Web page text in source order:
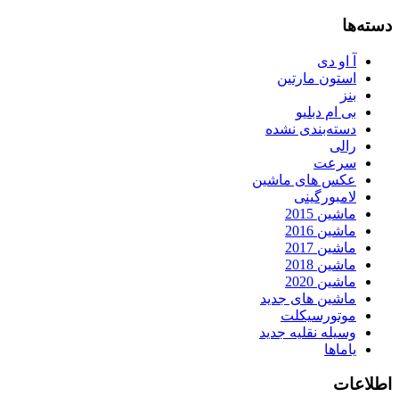
دسته‌ها
آ او دی
استون مارتین
بنز
بی ام دبلیو
دسته‌بندی نشده
رالی
سرعت
عکس های ماشین
لامبورگینی
ماشین 2015
ماشین 2016
ماشین 2017
ماشین 2018
ماشین 2020
ماشین های جدید
موتورسیکلت
وسیله نقلیه جدید
یاماها
اطلاعات